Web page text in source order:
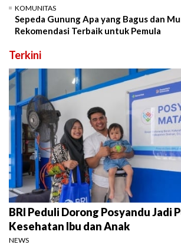
KOMUNITAS
Sepeda Gunung Apa yang Bagus dan
Rekomendasi Terbaik untuk Pemula
Terkini
BRI Peduli Dorong Posyandu Jadi
Kesehatan Ibu dan Anak
NEWS